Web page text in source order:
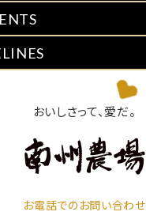
おいしさって、愛だ。
お電話でのお問い合わせ